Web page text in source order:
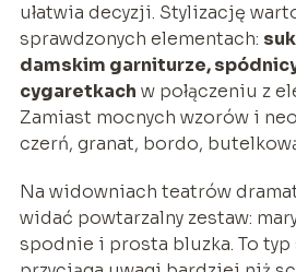
ułatwia decyzji. Stylizację
sprawdzonych elementach:
damskim garniturze,
cygaretkach w połączeniu z
Zamiast mocnych wzorów i
czerń, granat, bordo,
Na widowniach teatrów
widać powtarzalny zestaw:
spodnie i prosta bluzka. To